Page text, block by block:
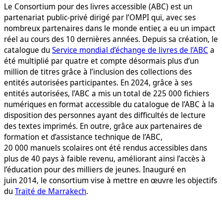
Le Consortium pour des livres accessible (ABC) est un
partenariat public-privé dirigé par l’OMPI qui, avec ses
nombreux partenaires dans le monde entier, a eu un impact
réel au cours des 10 dernières années. Depuis sa création, le
catalogue du Service mondial d’échange de livres de l’ABC a
été multiplié par quatre et compte désormais plus d’un
million de titres grâce à l’inclusion des collections des
entités autorisées participantes. En 2024, grâce à ses
entités autorisées, l’ABC a mis un total de 225 000 fichiers
numériques en format accessible du catalogue de l’ABC à la
disposition des personnes ayant des difficultés de lecture
des textes imprimés. En outre, grâce aux partenaires de
formation et d’assistance technique de l’ABC,
20 000 manuels scolaires ont été rendus accessibles dans
plus de 40 pays à faible revenu, améliorant ainsi l’accès à
l’éducation pour des milliers de jeunes. Inauguré en
juin 2014, le consortium vise à mettre en œuvre les objectifs
du Traité de Marrakech.